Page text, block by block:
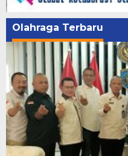
Olahraga Terbaru